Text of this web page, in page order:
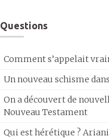
Questions
Comment s’appelait
Un nouveau schisme
On a découvert de
Nouveau Testament
Qui est hérétique ?